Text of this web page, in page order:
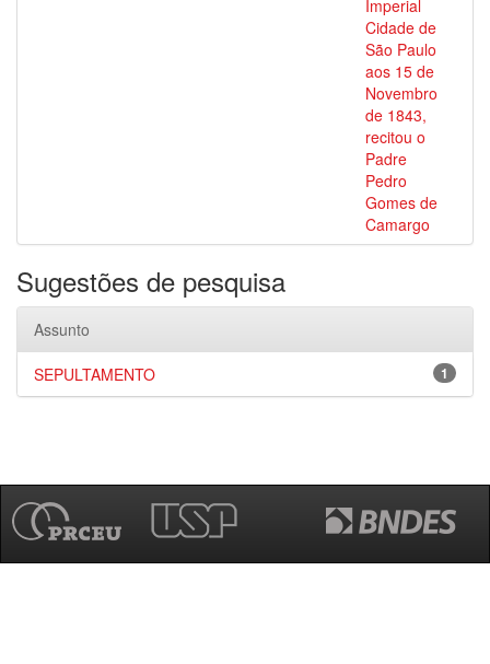
Imperial
Cidade de
São Paulo
aos 15 de
Novembro
de 1843,
recitou o
Padre
Pedro
Gomes de
Camargo
Sugestões de pesquisa
Assunto
1
SEPULTAMENTO